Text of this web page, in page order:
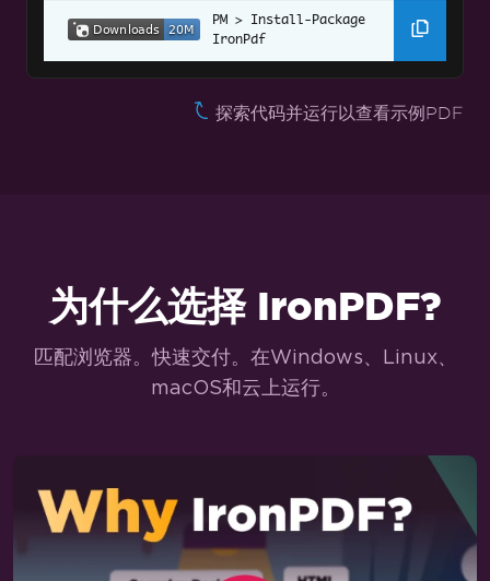
Angular.JS 到 PDF
TLS 网站和系统登录
设置自定义边距
页码和分页
Install-Package
IronPdf
探索代码并运行以查看示例PDF
为什么选择 IronPDF?
匹配浏览器。快速交付。在Windows、Linux、
macOS和云上运行。